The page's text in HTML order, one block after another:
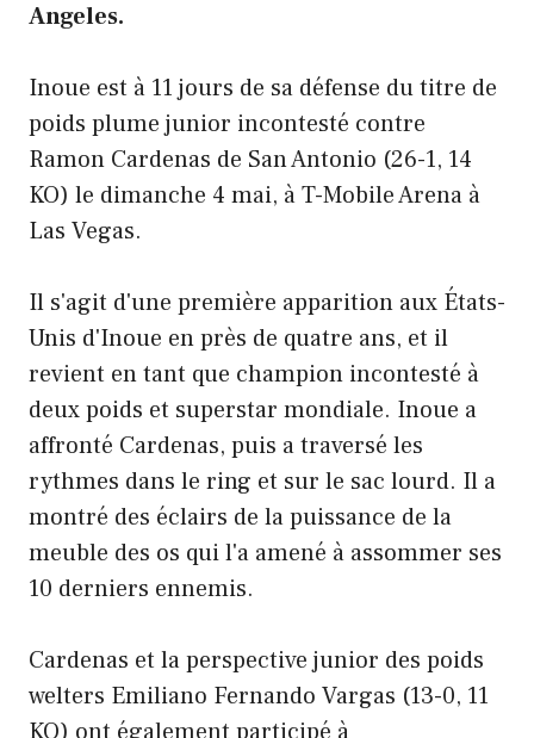
Angeles.
Inoue est à 11 jours de sa défense du titre de
poids plume junior incontesté contre
Ramon Cardenas de San Antonio (26-1, 14
KO) le dimanche 4 mai, à T-Mobile Arena à
Las Vegas.
Il s'agit d'une première apparition aux États-
Unis d'Inoue en près de quatre ans, et il
revient en tant que champion incontesté à
deux poids et superstar mondiale. Inoue a
affronté Cardenas, puis a traversé les
rythmes dans le ring et sur le sac lourd. Il a
montré des éclairs de la puissance de la
meuble des os qui l'a amené à assommer ses
10 derniers ennemis.
Cardenas et la perspective junior des poids
welters Emiliano Fernando Vargas (13-0, 11